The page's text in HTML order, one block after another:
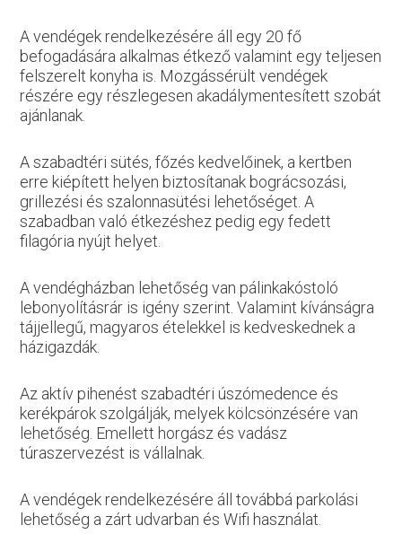
A vendégek rendelkezésére áll egy 20 fő
befogadására alkalmas étkező valamint egy teljesen
felszerelt konyha is. Mozgássérült vendégek
részére egy részlegesen akadálymentesített szobát
ajánlanak.
A szabadtéri sütés, főzés kedvelőinek, a kertben
erre kiépített helyen biztosítanak bográcsozási,
grillezési és szalonnasütési lehetőséget. A
szabadban való étkezéshez pedig egy fedett
filagória nyújt helyet.
A vendégházban lehetőség van pálinkakóstoló
lebonyolításrár is igény szerint. Valamint kívánságra
tájjellegű, magyaros ételekkel is kedveskednek a
házigazdák.
Az aktív pihenést szabadtéri úszómedence és
kerékpárok szolgálják, melyek kölcsönzésére van
lehetőség. Emellett horgász és vadász
túraszervezést is vállalnak.
A vendégek rendelkezésére áll továbbá parkolási
lehetőség a zárt udvarban és Wifi használat.